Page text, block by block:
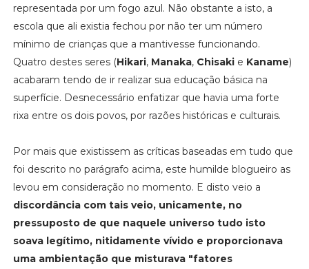
representada por um fogo azul. Não obstante a isto, a
escola que ali existia fechou por não ter um número
mínimo de crianças que a mantivesse funcionando.
Quatro destes seres (Hikari, Manaka, Chisakie Kaname)
acabaram tendo de ir realizar sua educação básica na
superfície. Desnecessário enfatizar que havia uma forte
rixa entre os dois povos, por razões históricas e culturais.
Por mais que existissem as críticas baseadas em tudo que
foi descrito no parágrafo acima, este humilde blogueiro as
levou em consideração no momento. E disto veio a
discordância com tais veio, unicamente, no
pressuposto de que naquele universo tudo isto
soava legítimo, nitidamente vívido e proporcionava
uma ambientação que misturava "fatores